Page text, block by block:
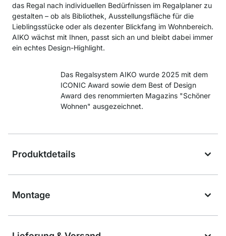
das Regal nach individuellen Bedürfnissen im Regalplaner zu
gestalten – ob als Bibliothek, Ausstellungsfläche für die
Lieblingsstücke oder als dezenter Blickfang im Wohnbereich.
AIKO wächst mit Ihnen, passt sich an und bleibt dabei immer
ein echtes Design-Highlight.
Das Regalsystem AIKO wurde 2025 mit dem
ICONIC Award sowie dem Best of Design
Award des renommierten Magazins "Schöner
Wohnen" ausgezeichnet.
Produktdetails
Montage